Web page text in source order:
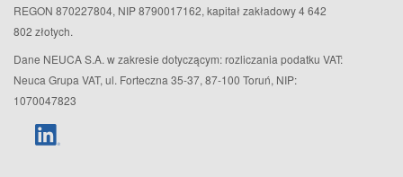
REGON 870227804, NIP 8790017162, kapitał zakładowy 4 642
802 złotych.
Dane NEUCA S.A. w zakresie dotyczącym: rozliczania podatku VAT:
Neuca Grupa VAT, ul. Forteczna 35-37, 87-100 Toruń, NIP:
1070047823